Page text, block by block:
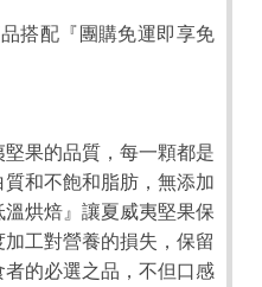
搭配『團購免運即享免
果的品質，每一顆都是
和不飽和脂肪，無添加
烘焙』讓夏威夷堅果保
工對營養的損失，保留
的必選之品，不但口感